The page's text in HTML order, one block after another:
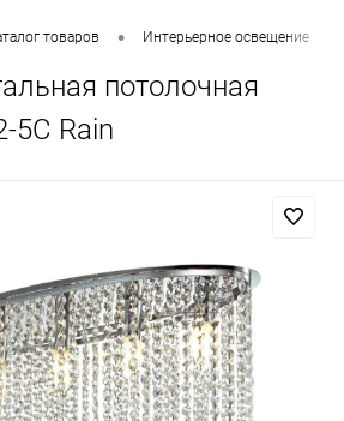
товаров • Интерьерное освещение
потолочная
5C Rain